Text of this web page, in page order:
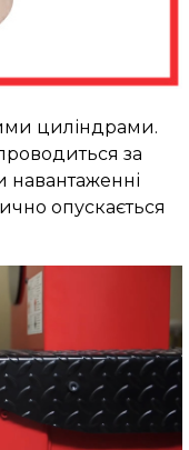
циліндрами.
за
навантаженні
опускається